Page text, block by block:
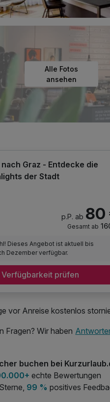
Alle Fotos
ansehen
Graz - Entdecke die
der Stadt
p.P. ab 80
Gesamt ab
Dieses Angebot ist aktuell bis
Dezember verfügbar.
Verfügbarkeit prüfen
vor Anreise kostenlos
Fragen? Wir haben
buchen bei
echte Bewertungen
Sterne, 99 % positives